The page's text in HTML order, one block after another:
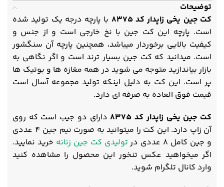
توضیحات
کت جین یخی زاپدار کد 8375
با پارچه درجه یک تولید شده
است. پارچه این کت جین با نخ خارجی است و از جنس و
کیفیت بالایی برخوردار میباشد، همچنین پارچه آن سنگشور
است. میدانید که کت جین بسیار ترند است و اگر نگاهی به
بازار بیاندازید متوجه می شوید در همه مغازه ها و بوتیک ها
پر است. این کت به دلیل اینکه تولید مجموعه آسال است
قیمت فوق العاده به صرفه ای دارد.
کت جین یخی زاپدار کد 8375
دارای دو جیب است که روی
آن زاپ دارد. این کت را میتوانید به صورت نیم جین 4 عددی
و جین کامل 8 عددی در
تولیدی کت جین زنانه خرید نمایید.
اگر میخواهید عکس تنخور این محصول را مشاهده کنید
وارد کانال تلگرام شوید.